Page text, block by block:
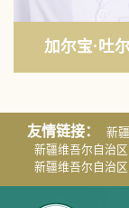
加尔宝·吐
友情链接： 新
新疆维吾尔自治
新疆维吾尔自治